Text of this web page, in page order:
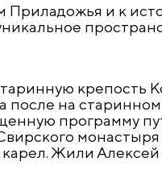
и к
крепость
после на
программу
Жили Алексей